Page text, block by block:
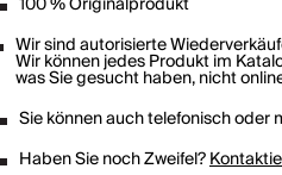
Wir sind autorisierte
Wir können jedes Produkt im
was Sie gesucht haben, nicht
Sie können auch telefonisch oder
Haben Sie noch Zweifel?